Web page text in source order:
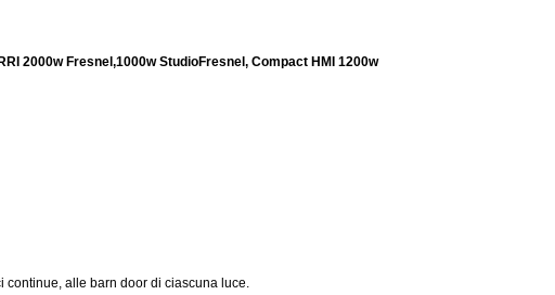
2000w Fresnel,1000w StudioFresnel, Compact HMI 1200w
continue, alle barn door di ciascuna luce.